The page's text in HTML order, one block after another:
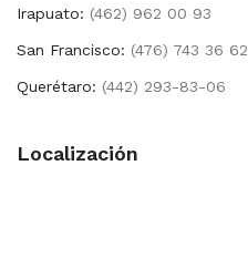
Irapuato: (462) 962 00 93
San Francisco: (476) 743 36 62
Querétaro: (442) 293-83-06
Localización